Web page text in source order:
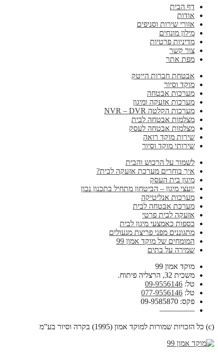
דף הבית
אודות
אזורי שירות וסניפים
מילון מונחים
מדיניות פרטיות
צור קשר
מפת אתר
אבטחת חברות הייטק
מוקד וסיור
מערכות אבטחה
מערכות אזעקה ומיגון
מערכות הקלטה NVR – DVR
מצלמות אבטחה לבית
מצלמות אבטחה לעסק
שירות מוקד רואה
שירותי מוקד וסיור
לשמור על הרכוש והבית
איך בוחרים מערכת אזעקה לבית?
מיגון בית העסק
יועצי מיגון – הביטחון מתחיל בתכנון נכון
מערכות אנליטיקה
מערכת אבטחה לבית
אזעקה לבית פרטי
כספות כאמצעי מיגון לבית
מתגוננים מפני פריצת מנעולים
המומחים של מוקד אמון 99
שמירה על בתים
מוקד אמון 99
משכית 32, הרצליה פיתוח.
טל: 09-9556146
טל: 077-9556146
פקס: 09-9585870
————–
(c) כל הזכויות שמורות למוקד אמון (1995) בקרה וסיור בע”מ